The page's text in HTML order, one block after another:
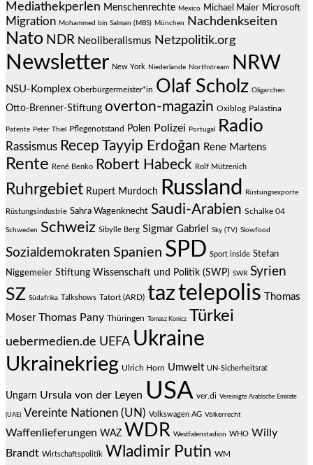
Mediathekperlen Menschenrechte Mexico Michael Maier Microsoft
Migration Mohammed bin Salman (MBS) München Nachdenkseiten
Nato NDR Neoliberalismus Netzpolitik.org
Newsletter New York Niederlande Northstream NRW
NSU-Komplex Oberbürgermeister*in Olaf Scholz Oligarchen
Otto-Brenner-Stiftung overton-magazin Oxiblog Palästina
Patente Peter Thiel Pflegenotstand Polen Polizei Portugal Radio
Rassismus Recep Tayyip Erdoğan Rene Martens
Rente René Benko Robert Habeck Rolf Mützenich
Ruhrgebiet Rupert Murdoch Russland Rüstungsexporte
Rüstungsindustrie Sahra Wagenknecht Saudi-Arabien Schalke 04
Schweden Schweiz Sibylle Berg Sigmar Gabriel Sky (TV) Slowfood
Sozialdemokraten Spanien SPD Sport inside Stefan
Niggemeier Stiftung Wissenschaft und Politik (SWP) SWR Syrien
SZ Südafrika Talkshows Tatort (ARD) taztelepolis
Thomas
Moser Thomas Pany Thüringen Tomasz Konicz Türkei
uebermedien.de UEFA Ukraine
Ukrainekrieg Ulrich Horn Umwelt UN-Sicherheitsrat
Ungarn Ursula von der Leyen USA ver.di Vereinigte Arabische Emirate
(UAE) Vereinte Nationen (UN) Volkswagen AG Völkerrecht
Waffenlieferungen WAZ WDR Westfalenstadion WHO Willy
Brandt Wirtschaftspolitik Wladimir Putin WM